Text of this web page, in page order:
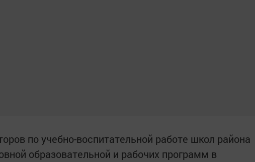
по учебно-воспитательной работе школ района
образовательной и рабочих программ в